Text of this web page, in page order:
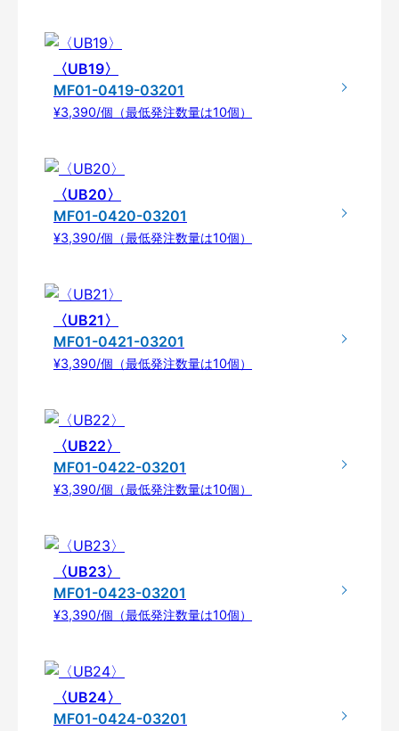
〈UB19〉
MF01-0419-03201
¥3,390/個（最低発注数量は10個）
〈UB20〉
MF01-0420-03201
¥3,390/個（最低発注数量は10個）
〈UB21〉
MF01-0421-03201
¥3,390/個（最低発注数量は10個）
〈UB22〉
MF01-0422-03201
¥3,390/個（最低発注数量は10個）
〈UB23〉
MF01-0423-03201
¥3,390/個（最低発注数量は10個）
〈UB24〉
MF01-0424-03201